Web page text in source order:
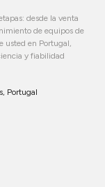
desde la venta
de equipos de
usted en Portugal,
y fiabilidad
Portugal